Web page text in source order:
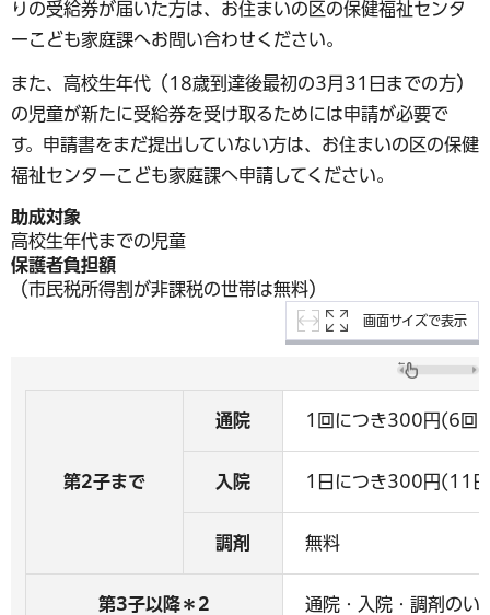
りの受給券が届いた方は、お住まいの区の保健福祉センタ
ーこども家庭課へお問い合わせください。
また、高校生年代（18歳到達後最初の3月31日までの方）
の児童が新たに受給券を受け取るためには申請が必要で
す。申請書をまだ提出していない方は、お住まいの区の保健
福祉センターこども家庭課へ申請してください。
助成対象
高校生年代までの児童
保護者負担額
（市民税所得割が非課税の世帯は無料）
画面サイズで表示
第2子まで
通院 1回につき300円(6回
入院 1日につき300円(11
調剤 無料
第3子以降＊2 通院・入院・調剤のい